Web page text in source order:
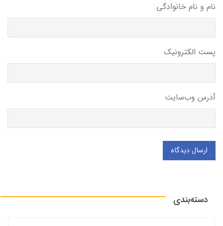
نام و نام خانوادگی
پست الکترونیک
آدرس وب‌سایت
ارسال دیدگاه
دسته‌بندی